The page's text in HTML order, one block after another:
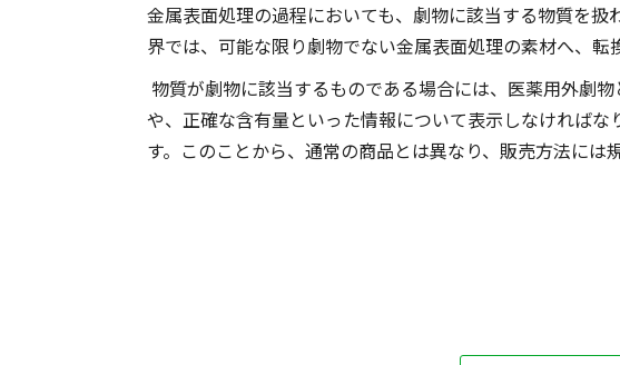
金属表面処理の過程においても、劇物に該当する物質を
界では、可能な限り劇物でない金属表面処理の素材へ、転
物質が劇物に該当するものである場合には、医薬用外劇
や、正確な含有量といった情報について表示しなければ
す。このことから、通常の商品とは異なり、販売方法には